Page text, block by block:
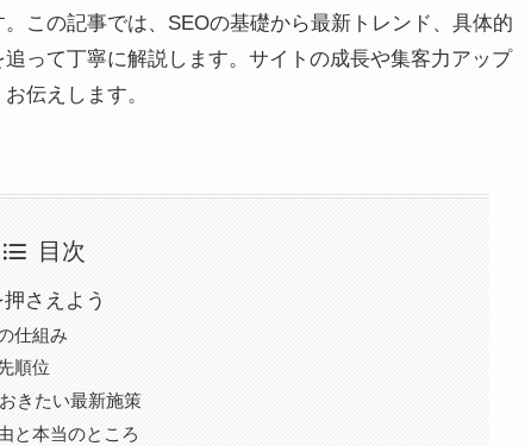
この記事では、SEOの基礎から最新トレンド、具体的
って丁寧に解説します。サイトの成長や集客力アップ
伝えします。
目次
さえよう
仕組み
順位
きたい最新施策
と本当のところ